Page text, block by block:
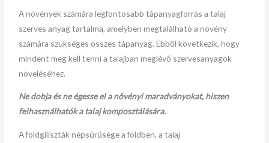
A növények számára legfontosabb tápanyagforrás a talaj
szerves anyag tartalma, amelyben megtalálható a növény
számára szükséges összes tápanyag. Ebből következik, hogy
mindent meg kell tenni a talajban meglévő szervesanyagok
növeléséhez.
Ne dobja és ne égesse el a növényi maradványokat, hiszen
felhasználhatók a talaj komposztálására.
A földgiliszták népsűrűsége a földben, a talaj